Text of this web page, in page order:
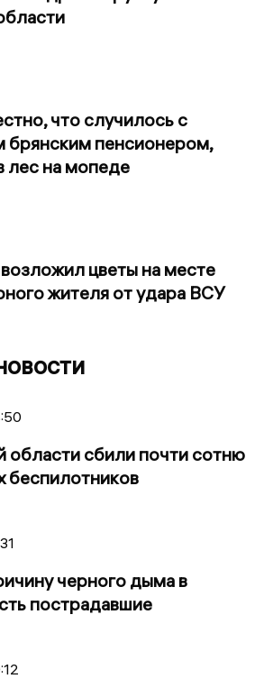
что случилось с
брянским пенсионером,
лес на мопеде
цветы на месте
жителя от удара ВСУ
области сбили почти сотню
беспилотников
черного дыма в
пострадавшие